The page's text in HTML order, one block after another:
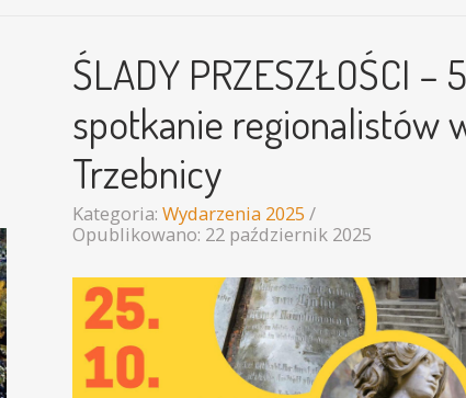
ŚLADY PRZESZŁOŚCI –
spotkanie regionalistów
Trzebnicy
Kategoria: Wydarzenia 2025
Opublikowano: 22 październik 2025